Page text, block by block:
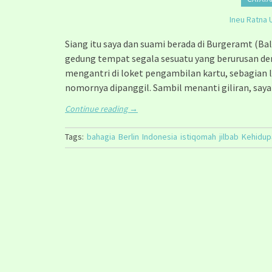
Ineu Ratna
Siang itu saya dan suami berada di Burgeramt
gedung tempat segala sesuatu yang berurusan
mengantri di loket pengambilan kartu, sebagian
nomornya dipanggil. Sambil menanti giliran,
Continue reading →
Tags: bahagia Berlin Indonesia istiqomah jilbab